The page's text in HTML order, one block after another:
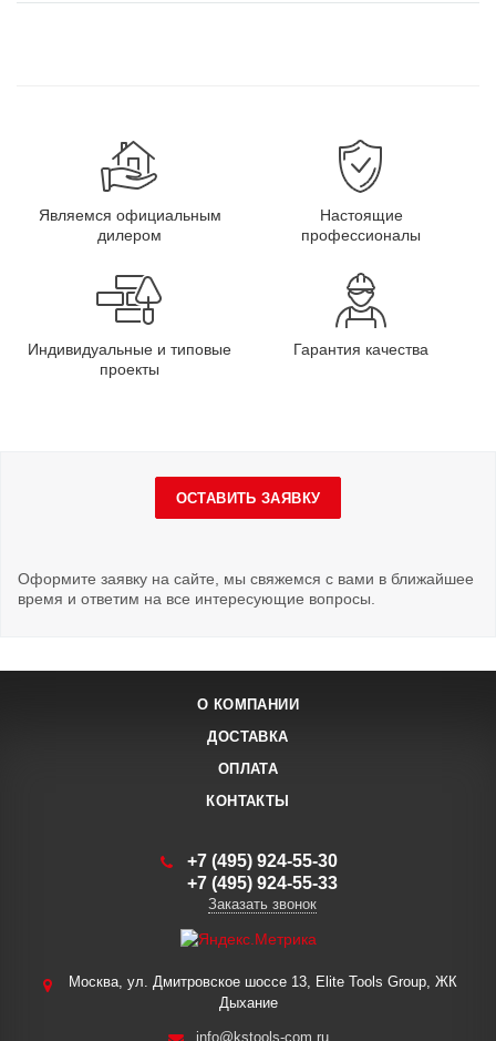
Являемся официальным
дилером
Настоящие
профессионалы
Индивидуальные и типовые
проекты
Гарантия качества
ОСТАВИТЬ ЗАЯВКУ
Оформите заявку на сайте, мы свяжемся с вами в ближайшее
время и ответим на все интересующие вопросы.
О КОМПАНИИ
ДОСТАВКА
ОПЛАТА
КОНТАКТЫ
+7 (495) 924-55-30
+7 (495) 924-55-33
Заказать звонок
Москва, ул. Дмитровское шоссе 13, Elite Tools Group, ЖК
Дыхание
info@kstools-com.ru